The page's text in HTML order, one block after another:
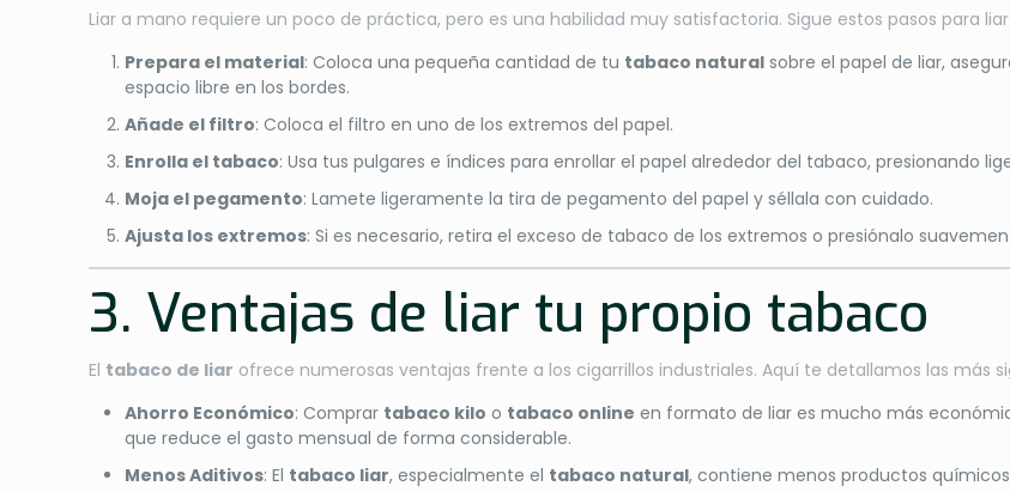
Liar a mano requiere un poco de práctica, pero es una habilidad muy satisfactoria. Sigue estos pasos para
Prepara el material: Coloca una pequeña cantidad de tu tabaco natural sobre el papel de liar,
espacio libre en los bordes.
Añade el filtro: Coloca el filtro en uno de los extremos del papel.
Enrolla el tabaco: Usa tus pulgares e índices para enrollar el papel alrededor del tabaco, presionando
Moja el pegamento: Lamete ligeramente la tira de pegamento del papel y séllala con cuidado.
Ajusta los extremos: Si es necesario, retira el exceso de tabaco de los extremos o presiónalo
3. Ventajas de liar tu propio tabaco
El tabaco de liar ofrece numerosas ventajas frente a los cigarrillos industriales. Aquí te detallamos las más
Ahorro Económico: Comprar tabaco kilo o tabaco online en formato de liar es mucho más
que reduce el gasto mensual de forma considerable.
Menos Aditivos: El tabaco liar, especialmente el tabaco natural, contiene menos productos